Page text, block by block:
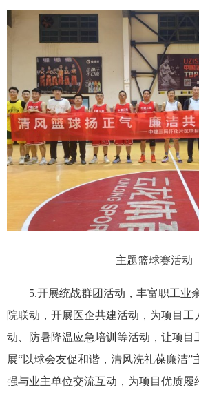
主题篮球赛活动
5.开展统战群团活动，丰富职工业
院联动，开展医企共建活动，为项目工
动、防暑降温应急培训等活动，让项目
展“以球会友促和谐，清风洗礼葆廉洁”
强与业主单位交流互动，为项目优质履